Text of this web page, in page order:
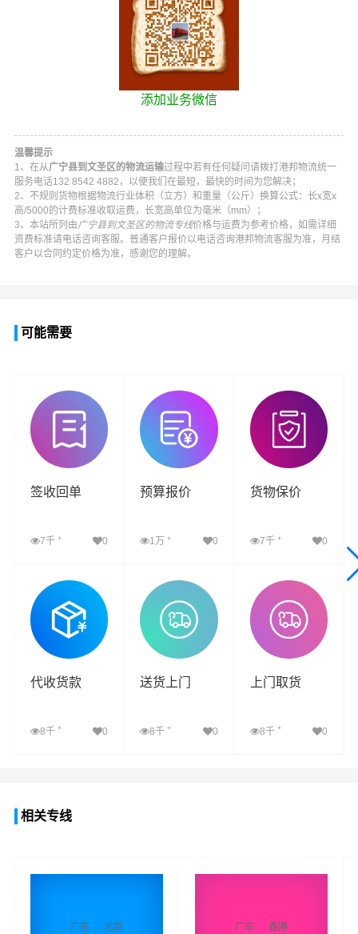
添加业务微信
温馨提示
1、在从广宁县到文圣区的物流运输过程中若有任何疑问请拨打 港邦物流统一
服务电话132 8542 4882 ，以便我们在最短，最快的时间为您解决；
2、不规则货物根据物流行业体积（立方）和重量（公斤）换算公式：长x宽x
高/5000的计费标准收取运费，长宽高单位为毫米（mm）；
3、本站所列由广宁县到文圣区的物流专线价格与运费为参考价格，如需详细
资费标准请电话咨询客服。普通客户报价以电话咨询港邦物流客服为准，月结
客户以合同约定价格为准，感谢您的理解。
可能需要
签收回单
7千 + 0
查看详细
预算报价
1万+ 0
查看详细
货物保价
7千 + 0
查看详细
代收货款
8千 + 0
送货上门
8千+ 0
上门取货
8千 + 0
相关专线
广东 北京 广东 香港